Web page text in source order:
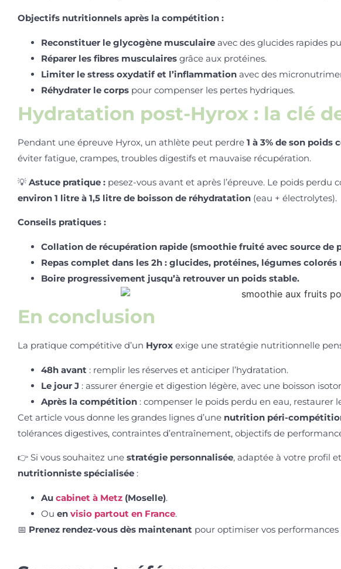
Objectifs nutritionnels après la compétition :
Reconstituer le glycogène musculaire avec des glucides rapides
Réparer les fibres musculaires grâce aux protéines.
Limiter le stress oxydatif et l’inflammation avec des
Réhydrater le corps pour compenser les pertes hydriques.
Hydratation post-Hyrox : la clé
Pendant une épreuve Hyrox, un athlète peut perdre 1 à 3% de son poids
éviter fatigue, crampes, troubles digestifs et mauvaise récupération.
💡 Astuce pratique : pesez-vous avant et après l’épreuve. Le poids
environ 1 litre à 1,5 litre de boisson de réhydratation (eau + électrolytes).
Conseils pratiques :
Collation de récupération rapide (smoothie fruité avec source de
Repas complet dans les 2h : glucides, protéines, légumes
Boire progressivement jusqu’à retrouver un poids stable.
En conclusion
La pratique compétitive d’un Hyrox exige une stratégie nutritionnelle
48h avant : remplir les réserves et anticiper l’hydratation.
Le jour J : assurer énergie et digestion légère, avec une boisson
Après la compétition : compenser le poids perdu en eau, restaurer
Cet article vous donne les grandes lignes d’une nutrition péri-
tolérances digestives, contraintes d’entraînement, objectifs de
👉 Si vous souhaitez une stratégie personnalisée, adaptée à votre profil
nutritionniste spécialisée :
Au cabinet à Metz (Moselle).
Ou en visio partout en France.
📅 Prenez rendez-vous dès maintenant pour optimiser vos performances